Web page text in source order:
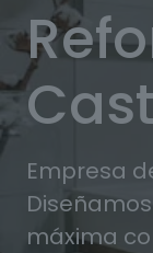
Empresa
máxima